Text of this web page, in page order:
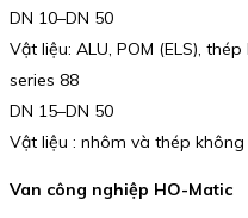
DN 10–DN 50
Vật liệu: ALU, POM (ELS),
series 88
DN 15–DN 50
Vật liệu : nhôm và thép
Van công nghiệp HO-Matic